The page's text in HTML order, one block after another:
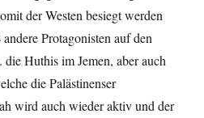
der Westen besiegt werden
Protagonisten auf den
Huthis im Jemen, aber auch
die Palästinenser
wird auch wieder aktiv und der